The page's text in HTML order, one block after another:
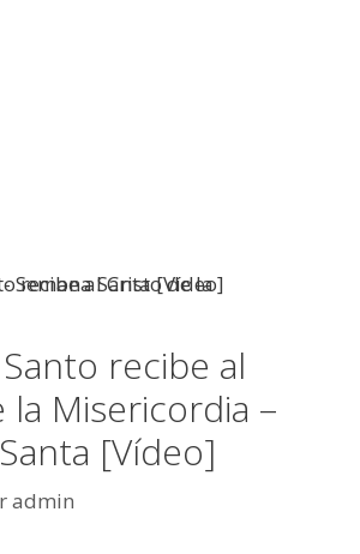
recibe al
la Misericordia –
[Vídeo]
admin